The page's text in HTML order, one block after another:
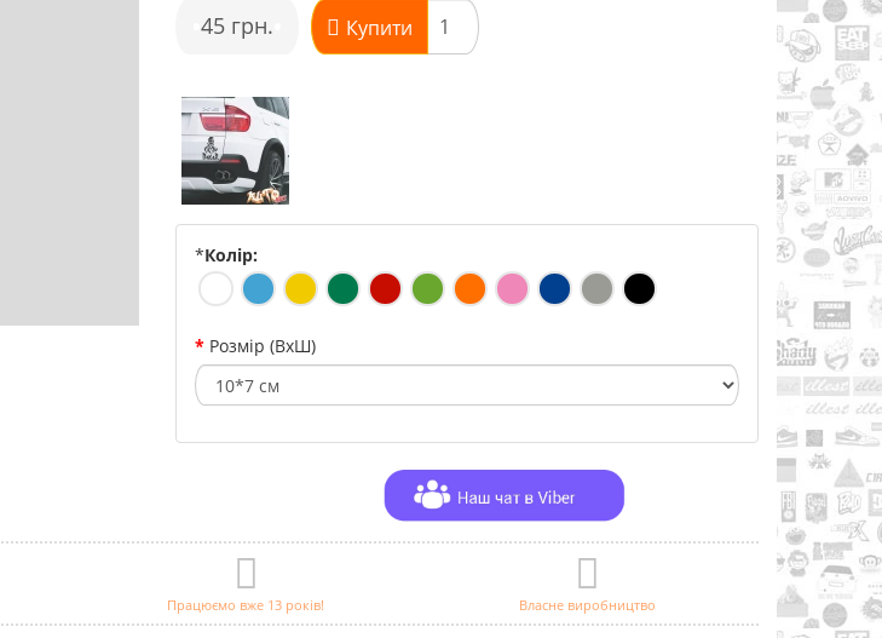
•45 грн. Купити
*Колір:
Розмір (ВхШ)
Працюємо вже 13 років! Власне виробництво